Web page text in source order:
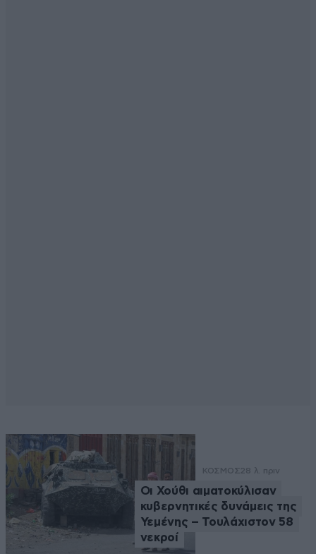
ΚΟΣΜΟΣ28 λ. πριν
Οι Χούθι αιματοκύλισαν
κυβερνητικές δυνάμεις της
Υεμένης – Τουλάχιστον 58
νεκροί